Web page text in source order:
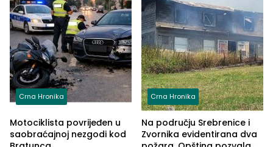
Crna Hronika
Motociklista povrijeđen u
saobraćajnoj nezgodi kod
Crna Hronika
Na području Srebrenice i
Zvornika evidentirana dva